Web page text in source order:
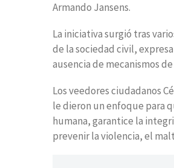
Armando Jansens.
La iniciativa surgió tras
de la sociedad civil,
ausencia de mecanismos
Los veedores ciudadanos
le dieron un enfoque para
humana, garantice la
prevenir la violencia, el